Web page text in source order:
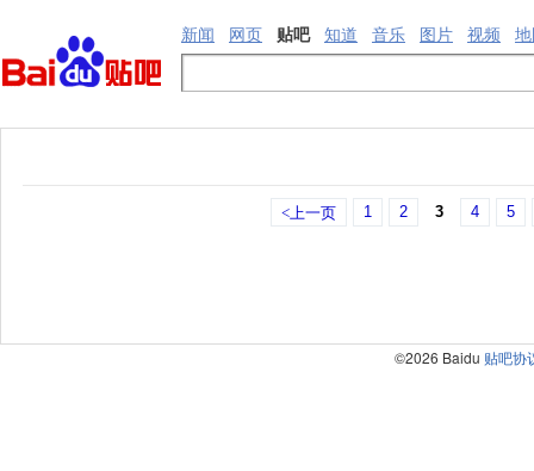
新闻 网页 贴吧 知道 音乐 图片 视频
<上一页 1 2 3 4 5
©2026 Baidu 贴吧协